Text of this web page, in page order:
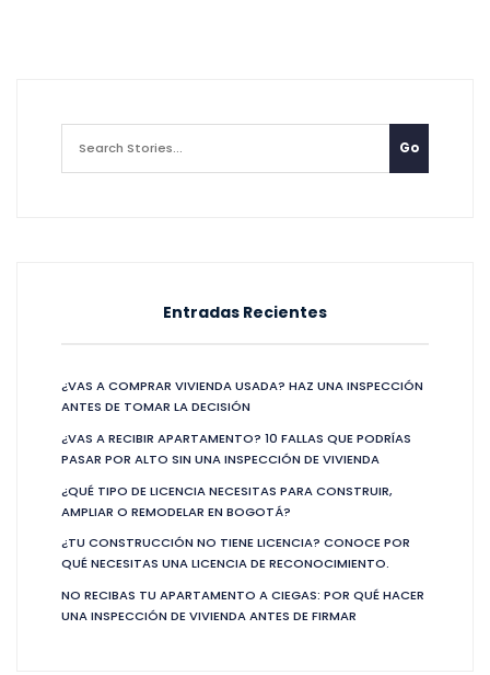
Entradas Recientes
¿VAS A COMPRAR VIVIENDA USADA? HAZ UNA INSPECCIÓN
ANTES DE TOMAR LA DECISIÓN
¿VAS A RECIBIR APARTAMENTO? 10 FALLAS QUE PODRÍAS
PASAR POR ALTO SIN UNA INSPECCIÓN DE VIVIENDA
¿QUÉ TIPO DE LICENCIA NECESITAS PARA CONSTRUIR,
AMPLIAR O REMODELAR EN BOGOTÁ?
¿TU CONSTRUCCIÓN NO TIENE LICENCIA? CONOCE POR
QUÉ NECESITAS UNA LICENCIA DE RECONOCIMIENTO.
NO RECIBAS TU APARTAMENTO A CIEGAS: POR QUÉ HACER
UNA INSPECCIÓN DE VIVIENDA ANTES DE FIRMAR